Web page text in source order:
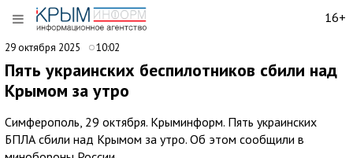
16+
29 октября 2025 10:02
Пять украинских беспилотников сбили над
Крымом за утро
Симферополь, 29 октября. Крыминформ. Пять украинских
БПЛА сбили над Крымом за утро. Об этом сообщили в